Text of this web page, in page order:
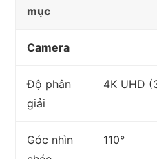
mục
Camera
Độ phân
giải
4K UHD
Góc nhìn
110°